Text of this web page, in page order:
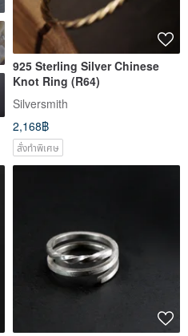
925 Sterling Silver Chinese
Knot Ring (R64)
Silversmith
2,168฿
สั่งทำพิเศษ